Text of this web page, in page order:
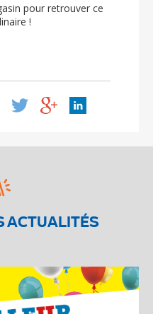
pour retrouver ce
!
ACTUALITÉS